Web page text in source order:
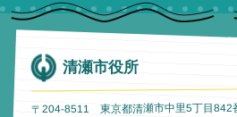
清瀬市役所
〒204-8511 東京都清瀬市中里5丁目842